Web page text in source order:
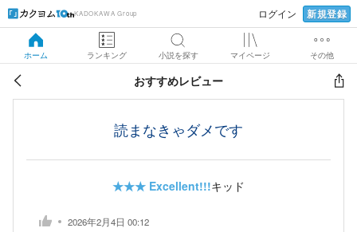
KADOKAWA Group ログイン 新規登録
ホーム ランキング 小説を探す マイページ その他
おすすめレビュー
読まなきゃダメです
★★★ Excellent!!!キッド
2026年2月4日 00:12